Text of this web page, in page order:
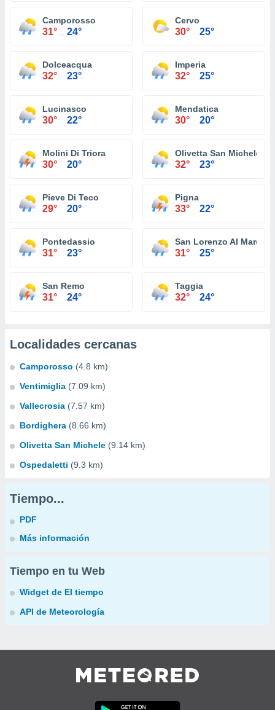
Camporosso
31° 24°
Cervo
30° 25°
Dolceacqua
32° 23°
Imperia
32° 25°
Lucinasco
30° 22°
Mendatica
30° 20°
Molini Di Triora
30° 20°
Olivetta San Michele
32° 23°
Pieve Di Teco
29° 20°
Pigna
33° 22°
Pontedassio
31° 23°
San Lorenzo Al Mare
31° 25°
San Remo
31° 24°
Taggia
32° 24°
Localidades cercanas
Camporosso (4.8 km)
Ventimiglia (7.09 km)
Vallecrosia (7.57 km)
Bordighera (8.66 km)
Olivetta San Michele (9.14 km)
Ospedaletti (9.3 km)
Tiempo...
PDF
Más información
Tiempo en tu Web
Widget de El tiempo
API de Meteorología